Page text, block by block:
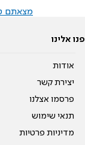
מצאתם
פנו אלינו
אודות
יצירת קשר
פרסמו אצלנו
תנאי שימוש
מדיניות פרטיות